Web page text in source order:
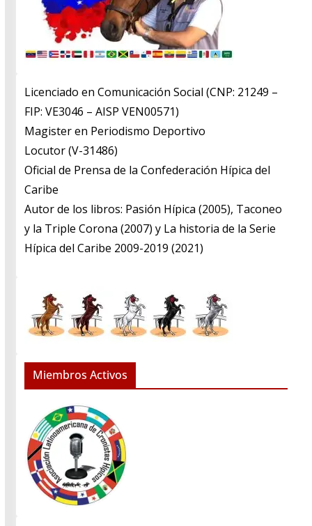
Licenciado en Comunicación Social (CNP: 21249 –
FIP: VE3046 – AISP VEN00571)
​Magister en Periodismo Deportivo
​Locutor (V-31486)
​Oficial de Prensa de la Confederación Hípica del
Caribe
​Autor de los libros: Pasión Hípica (2005), Taconeo
y la Triple Corona (2007) y La historia de la Serie
Hípica del Caribe 2009-2019 (2021)
Miembros Activos